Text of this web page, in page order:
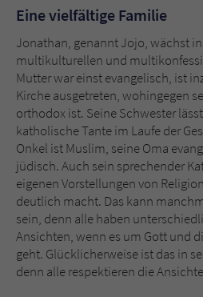
Eine vielfältige Familie
Jonathan, genannt Jojo, wächst
multikulturellen und
Mutter war einst evangelisch, ist
Kirche ausgetreten, wohingegen
orthodox ist. Seine Schwester
katholische Tante im Laufe der
Onkel ist Muslim, seine Oma
jüdisch. Auch sein sprechender
eigenen Vorstellungen von
deutlich macht. Das kann
sein, denn alle haben
Ansichten, wenn es um Gott und
geht. Glücklicherweise ist das in
denn alle respektieren die